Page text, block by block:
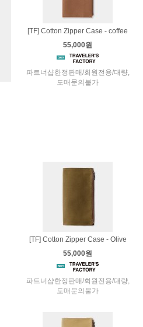
[TF] Cotton Zipper Case - coffee
55,000원
파트너샵한정판매/회원전용/대량,
도매문의불가
[TF] Cotton Zipper Case - Olive
55,000원
파트너샵한정판매/회원전용/대량,
도매문의불가